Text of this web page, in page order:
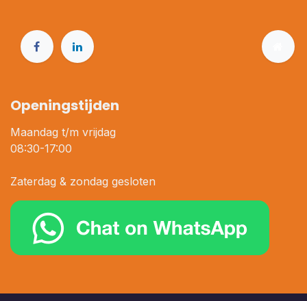
Openingstijden
Maandag t/m vrijdag
08:30-17:00
Zaterdag & zondag gesloten